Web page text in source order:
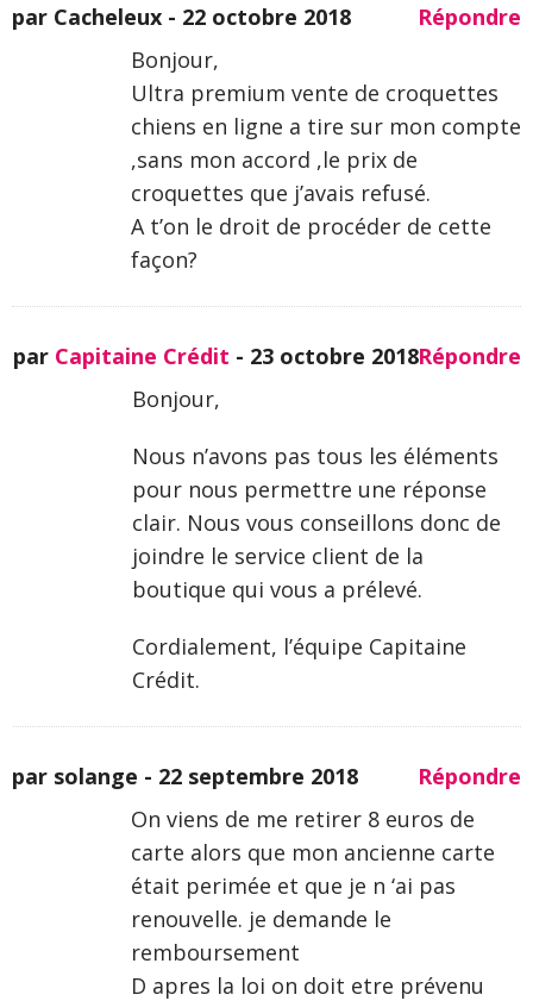
par Cacheleux - 22 octobre 2018
Répondre
Bonjour,
Ultra premium vente de croquettes
chiens en ligne a tire sur mon compte
,sans mon accord ,le prix de
croquettes que j’avais refusé.
A t’on le droit de procéder de cette
façon?
par Capitaine Crédit - 23 octobre 2018Répondre
Bonjour,
Nous n’avons pas tous les éléments
pour nous permettre une réponse
clair. Nous vous conseillons donc de
joindre le service client de la
boutique qui vous a prélevé.
Cordialement, l’équipe Capitaine
Crédit.
par solange - 22 septembre 2018
Répondre
On viens de me retirer 8 euros de
carte alors que mon ancienne carte
était perimée et que je n ‘ai pas
renouvelle. je demande le
remboursement
D apres la loi on doit etre prévenu